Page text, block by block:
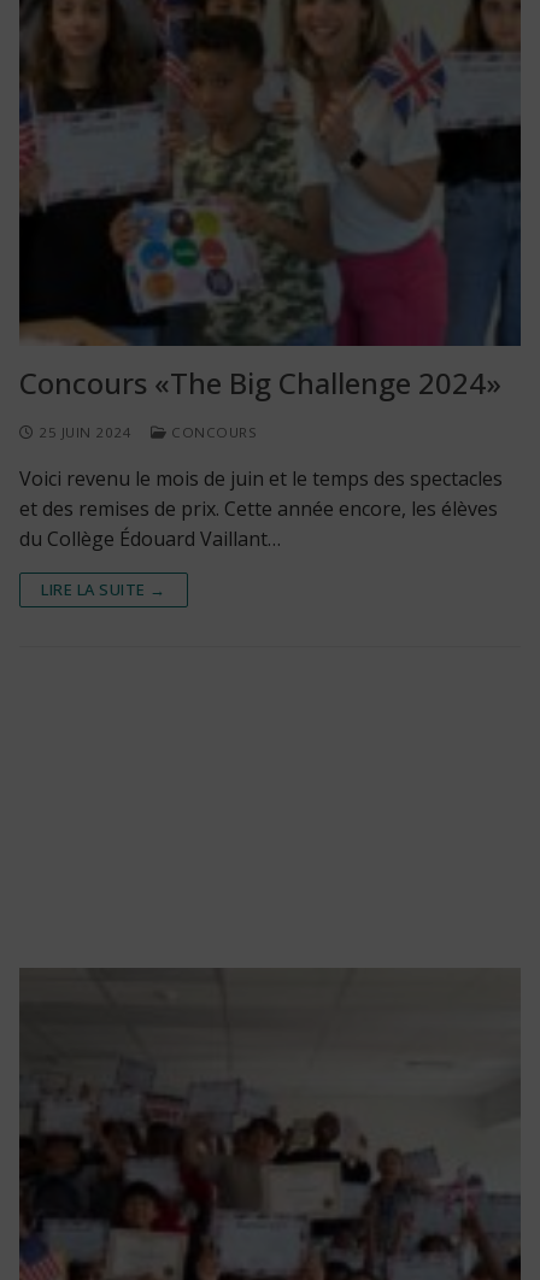
Concours «The Big Challenge 2024»
25 JUIN 2024 CONCOURS
Voici revenu le mois de juin et le temps des spectacles
et des remises de prix. Cette année encore, les élèves
du Collège Édouard Vaillant…
LIRE LA SUITE →